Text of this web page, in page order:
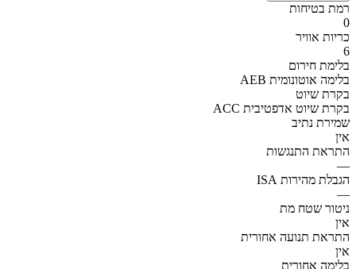
רמת בטיחות
0
כריות אוויר
6
בלימת חירום
AEB בלימה אוטונומית
בקרת שיוט
ACC בקרת שיוט אדפטיבית
שמירת נתיב
אין
התראת התנגשות
—
הגבלת מהירות ISA
—
ניטור שטח מת
אין
התראת תנועה אחורית
אין
בלימה אחורית